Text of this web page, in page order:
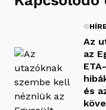
Az
az
és